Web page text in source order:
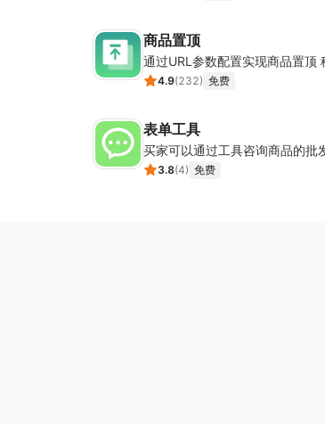
商品置顶
通过URL参数配置实现商品置顶
4.9(232) 免费
表单工具
买家可以通过工具咨询商品的批
3.8(4) 免费